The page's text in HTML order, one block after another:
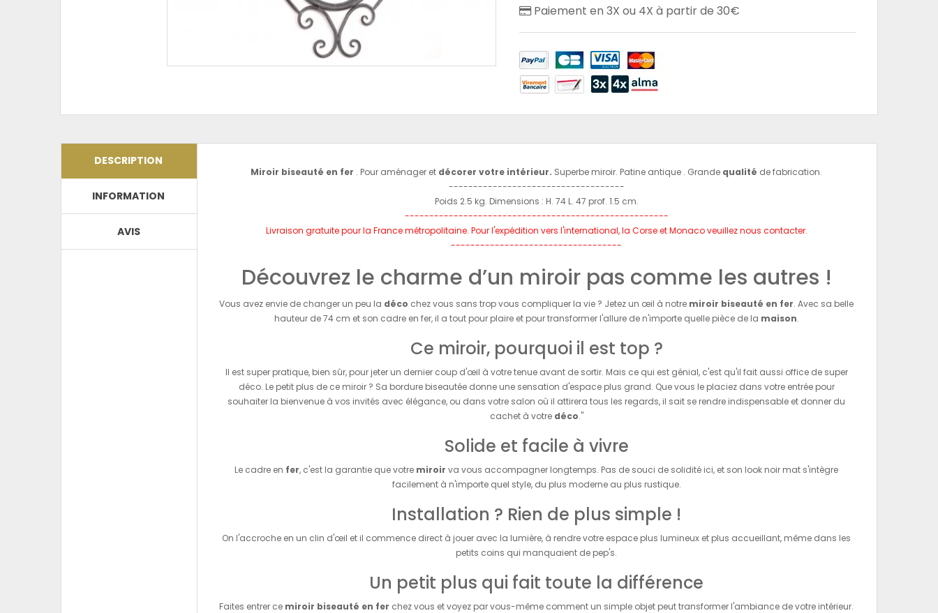
Paiement en 3X ou 4X à partir de 30€
DESCRIPTION
INFORMATION
AVIS
Miroir biseauté en fer . Pour aménager et décorer votre intérieur. Superbe miroir. Patine antique . Grande qualité de fabrication.
------------------------------------
Poids 2.5 kg. Dimensions : H. 74 L. 47 prof. 1.5 cm.
------------------------------------------------------
Livraison gratuite pour la France métropolitaine. Pour l'expédition vers l'international, la Corse et Monaco veuillez nous contacter.
-----------------------------------
Découvrez le charme d’un miroir pas comme les autres !
Vous avez envie de changer un peu la déco chez vous sans trop vous compliquer la vie ? Jetez un œil à notre miroir biseauté en fer. Avec sa belle
hauteur de 74 cm et son cadre en fer, il a tout pour plaire et pour transformer l'allure de n'importe quelle pièce de la maison.
Ce miroir, pourquoi il est top ?
Il est super pratique, bien sûr, pour jeter un dernier coup d'œil à votre tenue avant de sortir. Mais ce qui est génial, c'est qu'il fait aussi office de super
déco. Le petit plus de ce miroir ? Sa bordure biseautée donne une sensation d'espace plus grand. Que vous le placiez dans votre entrée pour
souhaiter la bienvenue à vos invités avec élégance, ou dans votre salon où il attirera tous les regards, il sait se rendre indispensable et donner du
cachet à votre déco."
Solide et facile à vivre
Le cadre en fer, c'est la garantie que votre miroir va vous accompagner longtemps. Pas de souci de solidité ici, et son look noir mat s'intègre
facilement à n'importe quel style, du plus moderne au plus rustique.
Installation ? Rien de plus simple !
On l'accroche en un clin d'œil et il commence direct à jouer avec la lumière, à rendre votre espace plus lumineux et plus accueillant, même dans les
petits coins qui manquaient de pep's.
Un petit plus qui fait toute la différence
Faites entrer ce miroir biseauté en fer chez vous et voyez par vous-même comment un simple objet peut transformer l'ambiance de votre intérieur.